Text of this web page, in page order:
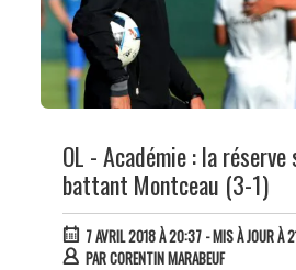
OL - Académie : la
battant Montceau (3-1)
7 AVRIL 2018 À 20:37- MIS À JOUR À
PARCORENTIN MARABEUF